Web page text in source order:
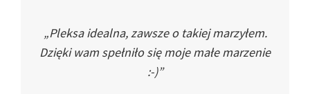
„Pleksa idealna, zawsze o takiej marzyłem.
Dzięki wam spełniło się moje małe marzenie
:-)”